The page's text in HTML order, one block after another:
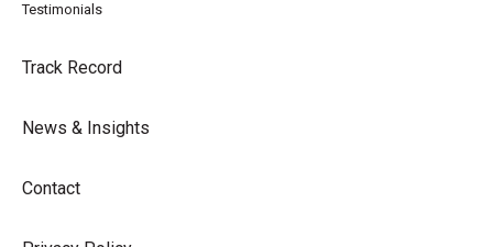
Testimonials
Track Record
News & Insights
Contact